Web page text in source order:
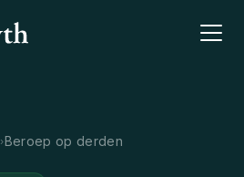
›Beroep op derden